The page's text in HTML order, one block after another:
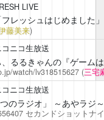
LIVE
レッシュはじめました」
藤美来)
コニコ生放送
、るるきゃんの『ゲーム
watch/lv318515627 (三宅
コニコ生放送
のラジオ」 ～あやラジ～
セカンドショットナ